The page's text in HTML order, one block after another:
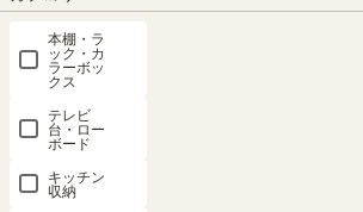
本棚・ラ
ック・カ
ラーボッ
クス
テレビ
台・ロー
ボード
キッチン
収納
ウン 引き戸 収納 リビング ジャパンディ 北欧 アトモ